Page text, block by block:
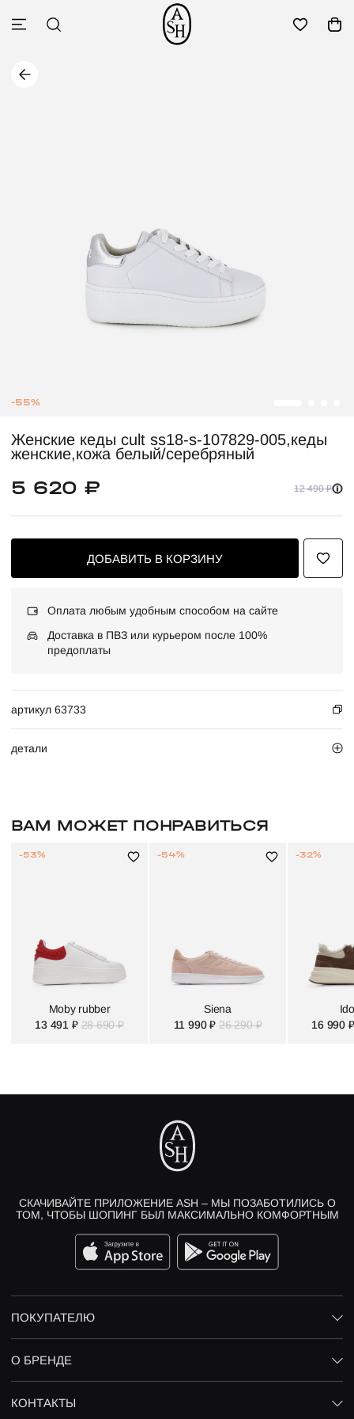
-55%
Женские кеды cult ss18-s-107829-005,кеды
женские,кожа белый/серебряный
5 620 ₽ 12 490 ₽
ДОБАВИТЬ В КОРЗИНУ
Оплата любым удобным способом на сайте
Доставка в ПВЗ или курьером после 100%
предоплаты
артикул 63733
детали
ВАМ МОЖЕТ ПОНРАВИТЬСЯ
Moby rubber
13 491 ₽ 28 690 ₽
-53%
Siena
11 990 ₽ 26 290 ₽
-54%
16 990 ₽
-32%
СКАЧИВАЙТЕ ПРИЛОЖЕНИЕ ASH – МЫ ПОЗАБОТИЛИСЬ О
ТОМ, ЧТОБЫ ШОПИНГ БЫЛ МАКСИМАЛЬНО КОМФОРТНЫМ
ПОКУПАТЕЛЮ
О БРЕНДЕ
КОНТАКТЫ